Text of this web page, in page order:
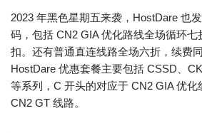
2023 年黑色星期五来袭，HostDare 也
码，包括 CN2 GIA 优化路线全场循环
扣。还有普通直连线路全场六折，续费
HostDare 优惠套餐主要包括 CSSD、
等系列，C 开头的对应于 CN2 GIA 优化
CN2 GT 线路。